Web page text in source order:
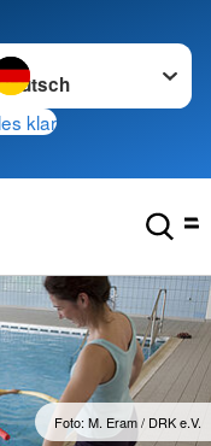
wechseln zu
klar
Foto: M. Eram / DRK e.V.